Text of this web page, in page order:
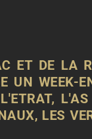
ET DE LA
UN WEEK-
LES